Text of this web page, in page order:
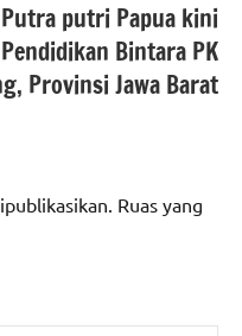
putri Papua kini
Bintara PK
Provinsi Jawa Barat
Ruas yang